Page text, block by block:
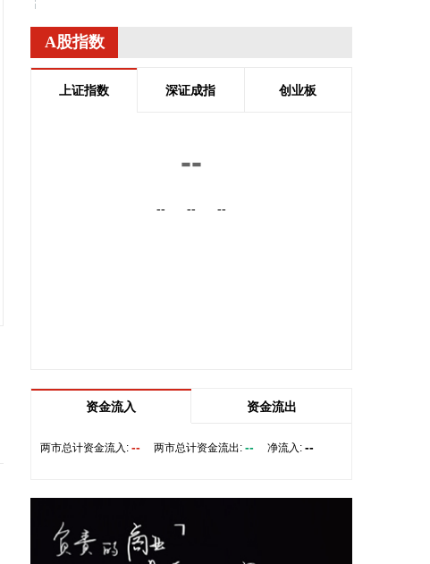
阿克苏地区沙雅县附近（北纬39.62度，东经82.83
度）发生4.5级左右地震。最终结果以正式速报为
准。
及敖德萨州等多地有无人机来袭风险。基辅市军事管
空警报。该部门还称，基辅一处燃料库起火，但未说
光华完成相关程序后履职。
环境的决策部署，深圳市口岸办和深圳海关会同深圳
市优化口岸营商环境工作组各成员单位，认真研究制
A股指数
上证指数 深证成指 创业板
--
-- -- --
资金流入 资金流出
两市总计资金流入: -- 两市总计资金流出: -- 净流入: --